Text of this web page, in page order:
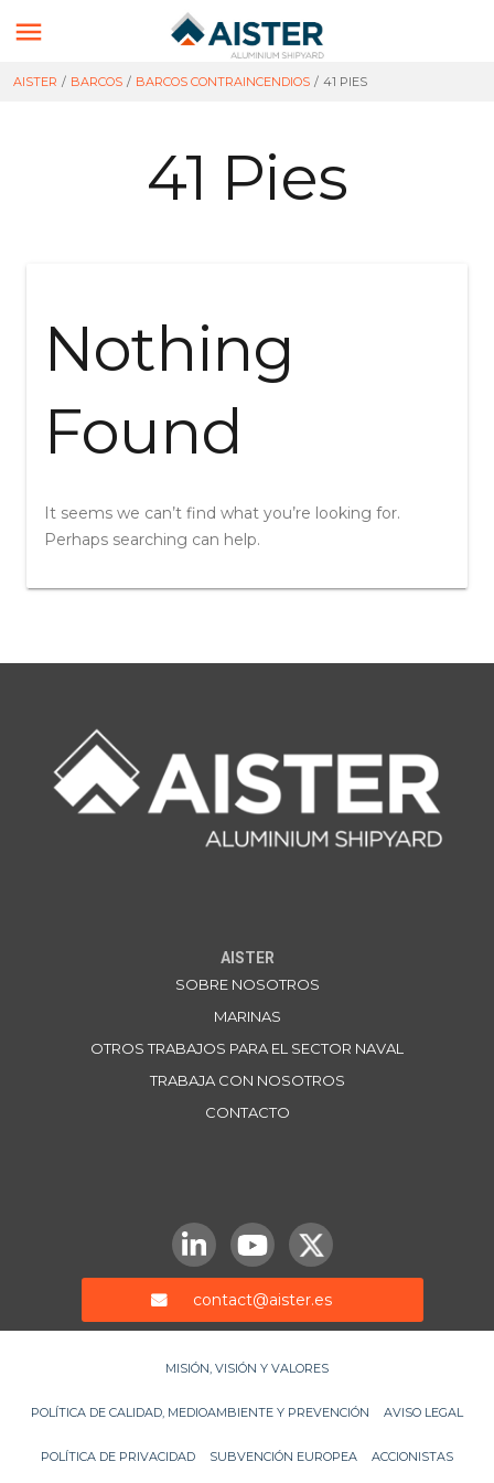

AISTER / BARCOS / BARCOS CONTRAINCENDIOS / 41 PIES
41 Pies
Nothing
Found
It seems we can’t find what you’re looking for.
Perhaps searching can help.
AISTER
SOBRE NOSOTROS
MARINAS
OTROS TRABAJOS PARA EL SECTOR NAVAL
TRABAJA CON NOSOTROS
CONTACTO
contact@aister.es
MISIÓN, VISIÓN Y VALORES
POLÍTICA DE CALIDAD, MEDIOAMBIENTE Y PREVENCIÓN AVISO LEGAL
POLÍTICA DE PRIVACIDAD SUBVENCIÓN EUROPEA ACCIONISTAS